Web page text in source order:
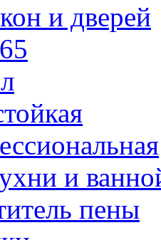
и дверей
и
пены